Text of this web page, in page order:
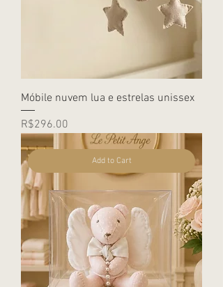
Móbile nuvem lua e estrelas unissex
Price
R$296.00
Add to Cart